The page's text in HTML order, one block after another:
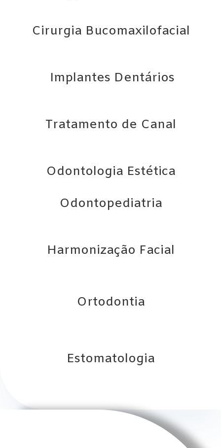
Cirurgia Bucomaxilofacial
Implantes Dentários
Tratamento de Canal
Odontologia Estética
Odontopediatria
Harmonização Facial
Ortodontia
Estomatologia